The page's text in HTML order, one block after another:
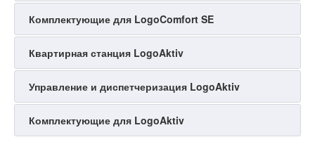
Комплектующие для LogoComfort SE
Квартирная станция LogoAktiv
Управление и диспетчеризация LogoAktiv
Комплектующие для LogoAktiv